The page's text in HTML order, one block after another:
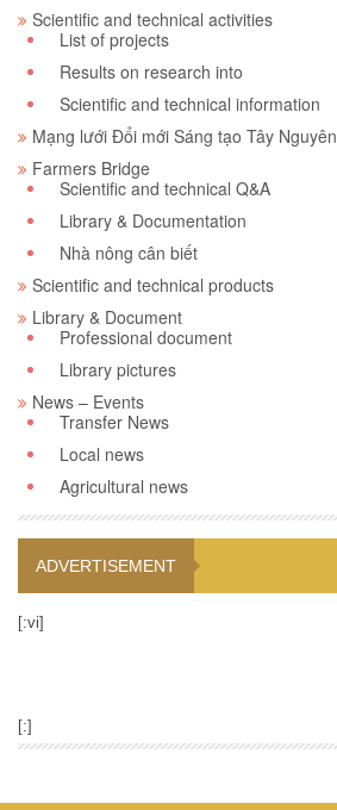
Scientific and technical activities
List of projects
Results on research into
Scientific and technical information
Mạng lưới Đổi mới Sáng tạo Tây Nguyên
Farmers Bridge
Scientific and technical Q&A
Library & Documentation
Nhà nông cân biết
Scientific and technical products
Library & Document
Professional document
Library pictures
News – Events
Transfer News
Local news
Agricultural news
ADVERTISEMENT
[:vi]
[:]